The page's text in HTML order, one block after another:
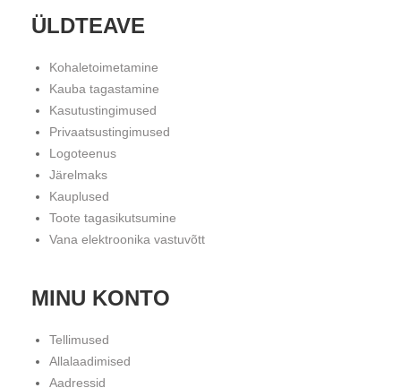
ÜLDTEAVE
Kohaletoimetamine
Kauba tagastamine
Kasutustingimused
Privaatsustingimused
Logoteenus
Järelmaks
Kauplused
Toote tagasikutsumine
Vana elektroonika vastuvõtt
MINU KONTO
Tellimused
Allalaadimised
Aadressid